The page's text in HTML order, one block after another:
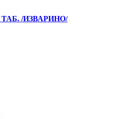
/ИЗВАРИНО/